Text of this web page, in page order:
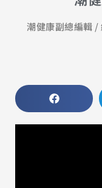
潮健康副總編輯